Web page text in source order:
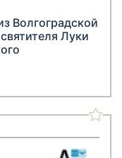
Волгоградской
Луки